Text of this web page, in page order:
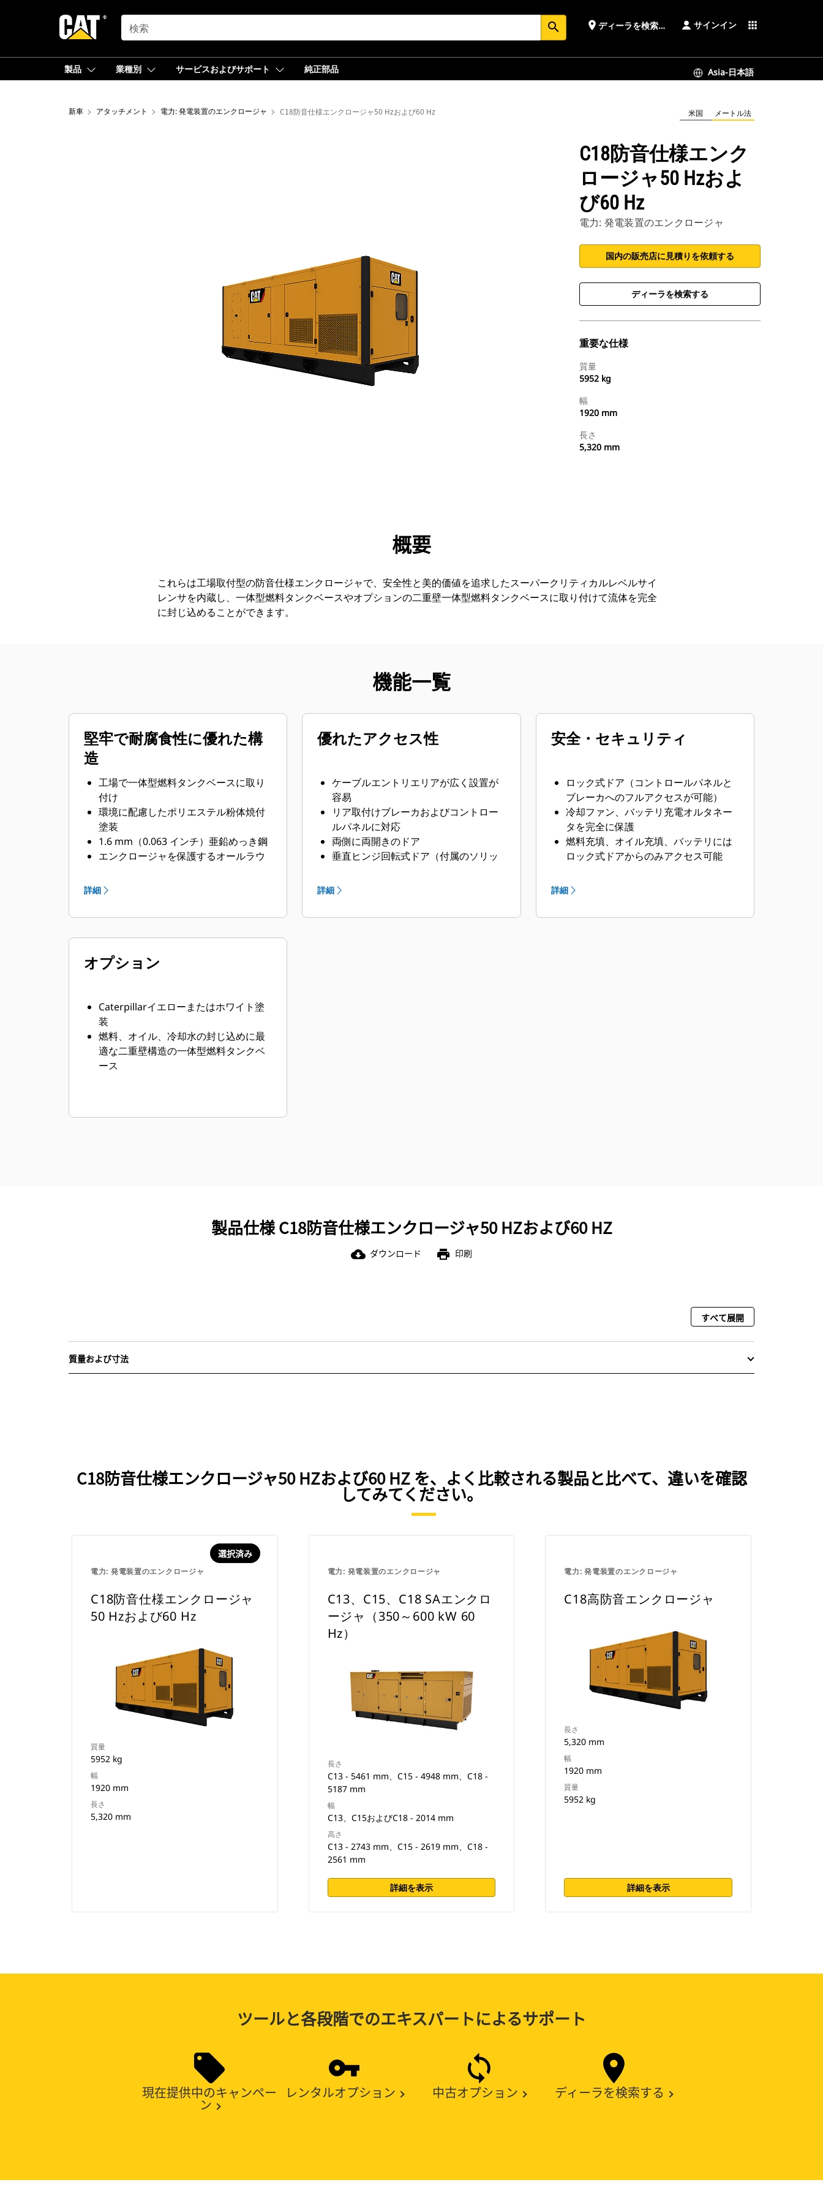
SEARCH search place ディーラを検索する サインイン apps
製品 業種別 サービスおよびサポート 純正部品 Asia-日本語
新車 アタッチメント 電力: 発電装置のエンクロージャ C18防音仕様エンクロージャ50 Hzおよび60 Hz 米国 メートル法
C18防音仕様エンク
ロージャ50 Hzおよ
び60 Hz
電力: 発電装置のエンクロージャ
国内の販売店に見積りを依頼する
ディーラを検索する
重要な仕様
質量
5952 kg
幅
1920 mm
長さ
5,320 mm
ツアー
概要
これらは工場取付型の防音仕様エンクロージャで、安全性と美的価値を追求したスーパークリティカルレベルサイ
レンサを内蔵し、一体型燃料タンクベースやオプションの二重壁一体型燃料タンクベースに取り付けて流体を完全
に封じ込めることができます。
機能一覧
堅牢で耐腐食性に優れた構
造
工場で一体型燃料タンクベースに取り
付け
環境に配慮したポリエステル粉体焼付
塗装
1.6 mm（0.063 インチ）亜鉛めっき鋼
エンクロージャを保護するオールラウ
高度なエンジニアリングによる熱可塑
圧縮ドアラッチによる強固なドアシー
施したステンレススチールファスナ
スーパークリティカル排気サイレンス
詳細
優れたアクセス性
ケーブルエントリエリアが広く設置が
容易
リア取付けブレーカおよびコントロー
ルパネルに対応
両側に両開きのドア
垂直ヒンジ回転式ドア（付属のソリッ
た状態で保持）
ンクロージャ外部に備え、ドレーンバ
詳細
安全・セキュリティ
ロック式ドア（コントロールパネルと
ブレーカへのフルアクセスが可能）
冷却ファン、バッテリ充電オルタネー
タを完全に保護
燃料充填、オイル充填、バッテリには
ロック式ドアからのみアクセス可能
スプレッダバーによるリフティングに
コントロールパネル表示ウィンドウ
詳細
オプション
Caterpillarイエローまたはホワイト塗
装
燃料、オイル、冷却水の封じ込めに最
適な二重壁構造の一体型燃料タンクベ
ース
製品仕様 C18防音仕様エンクロージャ50 HZおよび60 HZ
cloud_download ダウンロード print 印刷
すべて展開
質量および寸法
C18防音仕様エンクロージャ50 HZおよび60 HZ を、よく比較される製品と比べて、違いを確認
してみてください。
電力: 発電装置のエンクロージャ
選択済み
C18防音仕様エンクロージャ
50 Hzおよび60 Hz
質量
5952 kg
幅
1920 mm
長さ
5,320 mm
電力: 発電装置のエンクロージャ
C13、C15、C18 SAエンクロ
ージャ（350～600 kW 60
Hz）
長さ
C13 - 5461 mm、C15 - 4948 mm、C18 -
5187 mm
幅
C13、C15およびC18 - 2014 mm
高さ
C13 - 2743 mm、C15 - 2619 mm、C18 -
2561 mm
詳細を表示
電力: 発電装置のエンクロージャ
C18高防音エンクロージャ
長さ
5,320 mm
幅
1920 mm
質量
5952 kg
詳細を表示
ツールと各段階でのエキスパートによるサポート
現在提供中のキャンペー
ン
レンタルオプション 中古オプション ディーラを検索する